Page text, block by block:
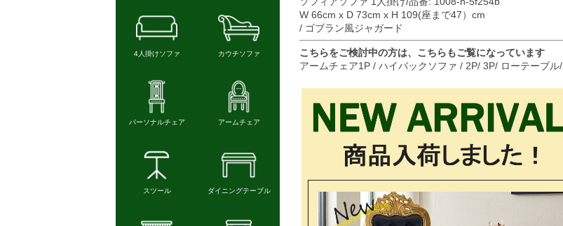
W 66cm x D 73cm x H 109(座まで47）cm
/ ゴブラン風ジャガード
こちらをご検討中の方は、こちらもご覧になっています
アームチェア1P / ハイバックソファ / 2P/ 3P/ ローテーブル/